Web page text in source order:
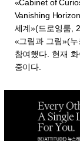
«Cabinet of
Vanishing
세계»(드로잉룸,
«그림과 그림»(
참여했다. 현재
중이다.